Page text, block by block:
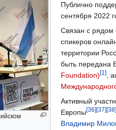
Публично
сентября 2022
Связан с рядом
спикеров
территории
быть передана
Foundation)[1],
Активный
Европы[36][37][38]
Владимир